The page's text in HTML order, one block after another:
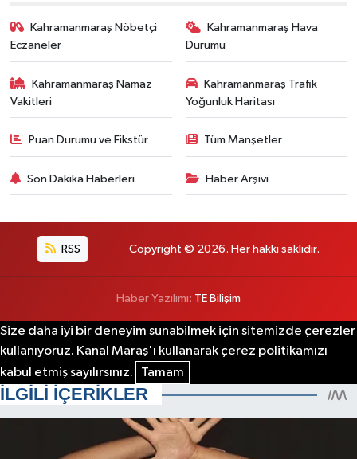
Kahramanmaraş Nöbetçi
Eczaneler
Kahramanmaraş Hava
Durumu
Kahramanmaraş Namaz
Vakitleri
Kahramanmaraş Trafik
Yoğunluk Haritası
Puan Durumu ve Fikstür Tüm Manşetler
Son Dakika Haberleri Haber Arşivi
RSS Copyright © 2026. Her hakkı saklıdır.
Haber Yazılımı: TE Bilişim
Size daha iyi bir deneyim sunabilmek için sitemizde çerezler
kullanıyoruz. Kanal Maraş'ı kullanarak çerez politikamızı
kabul etmiş sayılırsınız.
Tamam